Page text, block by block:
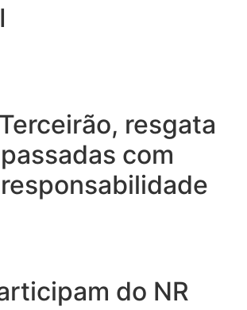
resgata
com
do NR